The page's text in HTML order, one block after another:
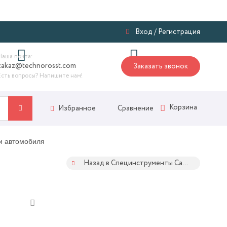
Вход / Регистрация
почта:
вопросы? Напишите нам!
Заказать звонок
Избранное Сравнение Корзина
автомобиля
Назад в Специнструменты Car-tool